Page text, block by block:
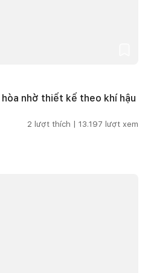
nhờ thiết kế theo khí hậu
2 lượt thích | 13.197 lượt xem